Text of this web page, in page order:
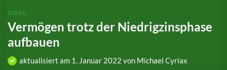
TIPPS
Vermögen trotz der Niedrigzinsphase
aufbauen
aktualisiert am 1. Januar 2022 von Michael Cyriax